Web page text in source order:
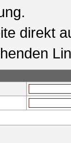
direkt